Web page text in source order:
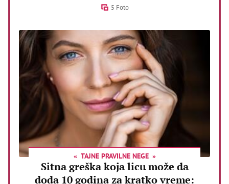
5 Foto
TAJNE PRAVILNE NEGE
Sitna greška koja licu može da
doda 10 godina za kratko vreme: